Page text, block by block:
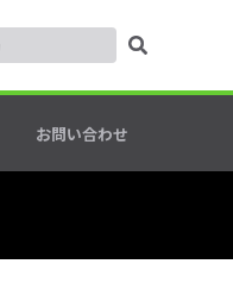
お問い合わせ